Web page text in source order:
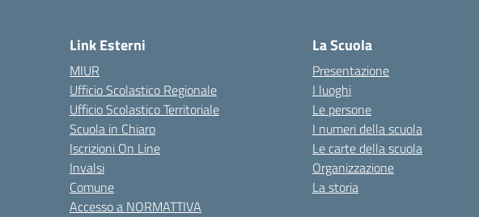
Link Esterni
MIUR
Ufficio Scolastico Regionale
Ufficio Scolastico Territoriale
Scuola in Chiaro
Iscrizioni On Line
Invalsi
Comune
Accesso a NORMATTIVA
La Scuola
Presentazione
I luoghi
Le persone
I numeri della scuola
Le carte della scuola
Organizzazione
La storia